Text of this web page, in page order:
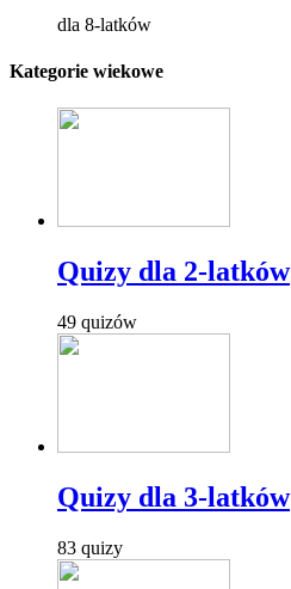
dla 8-latków
Kategorie wiekowe
Quizy dla 2-latków
49 quizów
Quizy dla 3-latków
83 quizy